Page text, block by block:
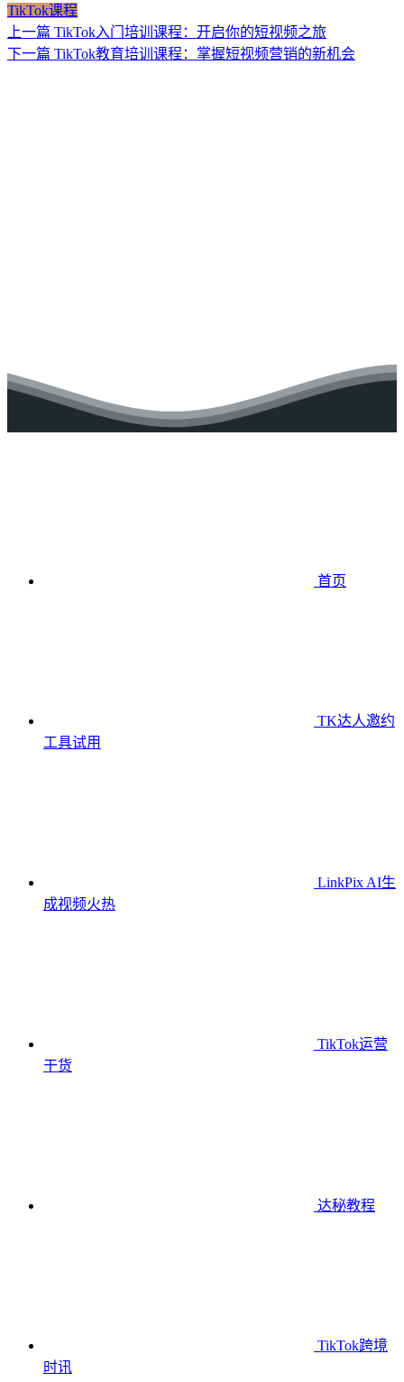
TikTok课程
上一篇 TikTok入门培训课程：开启你的短视频之旅
下一篇 TikTok教育培训课程：掌握短视频营销的新机会
首页
TK达人邀约
工具试用
LinkPix AI生
成视频火热
TikTok运营
干货
达秘教程
TikTok跨境
时讯